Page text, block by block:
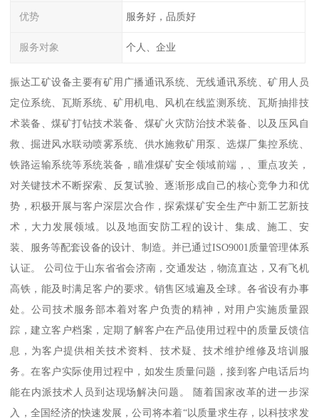
优势 服务好，品质好
服务对象 个人、企业
振达工矿设备主要有矿用广播通讯系统、无线通讯系统、矿用人员
定位系统、瓦斯系统、矿用机电、风机在线监测系统、瓦斯抽排技
术装备、煤矿打钻技术装备、煤矿火灾防治技术装备、以及压风自
救、掘进风水联动喷雾系统、供水施救矿用泵、选煤厂集控系统、
铁路运输系统等系统装备，瞄准煤矿安全领域前端，、重点攻关，
对关键技术不断探索、反复试验、逐渐形成自己的核心竞争力和优
势，积极开展与客户深层次合作，探索煤矿安全生产中新工艺新技
术，大力发展领域。以及地面安防工程的设计、集成、施工、安
装、服务等配套设备的设计、制造。并已通过ISO9001质量管理体系
认证。 公司位于山东省省会济南，交通发达，物流直达，又有飞机
高铁，能及时满足客户的要求。销售区域遍及全球。各省设有办事
处。公司技术服务部本着对客户负责的精神，对用户实施质量跟
踪，建立客户档案，定期了解客户在产品使用过程中的质量反馈信
息，为客户提供相关技术资料、技术疑、技术维护维修及培训服
务。在客户实际使用过程中，如发生质量问题，接到客户电话后均
能在内派技术人员到达现场解决问题。 随着国家改革的进一步深
入，全国经济的快速发展，公司将本着“以质量求生存，以科技求发